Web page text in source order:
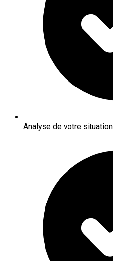
Analyse de votre situation